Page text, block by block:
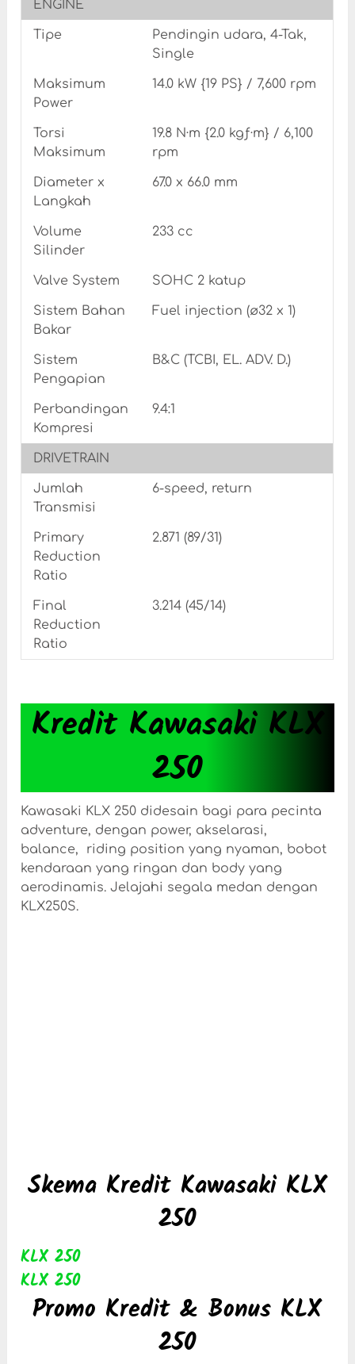
ENGINE
Tipe
Pendingin udara, 4-Tak,
Single
Maksimum
Power
14.0 kW {19 PS} / 7,600 rpm
Torsi
Maksimum
19.8 N·m {2.0 kgƒ·m} / 6,100
rpm
Diameter x
Langkah
67.0 x 66.0 mm
Volume
Silinder
233 cc
Valve System SOHC 2 katup
Sistem Bahan
Bakar
Fuel injection (ø32 x 1)
Sistem
Pengapian
B&C (TCBI, EL. ADV. D.)
Perbandingan
Kompresi
9.4:1
DRIVETRAIN
Jumlah
Transmisi
6-speed, return
Primary
Reduction
Ratio
2.871 (89/31)
Final
Reduction
Ratio
3.214 (45/14)
Kredit Kawasaki KLX
250
Kawasaki KLX 250 didesain bagi para pecinta
adventure, dengan power, akselarasi,
balance, riding position yang nyaman, bobot
kendaraan yang ringan dan body yang
aerodinamis. Jelajahi segala medan dengan
KLX250S.
Skema Kredit Kawasaki KLX
250
KLX 250
KLX 250
Promo Kredit & Bonus KLX
250